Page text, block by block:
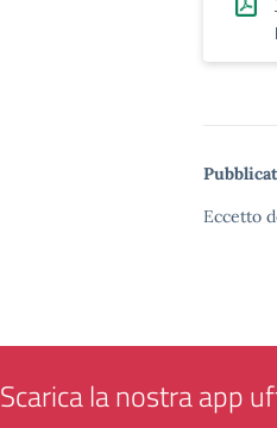
Eccetto
Scarica la nostra app